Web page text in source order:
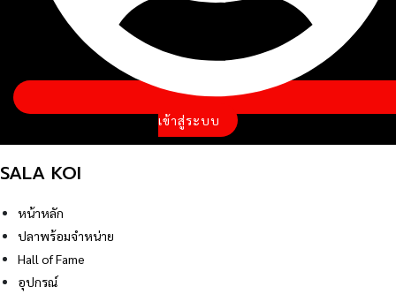
เข้าสู่ระบบ
SALA KOI
หน้าหลัก
ปลาพร้อมจำหน่าย
Hall of Fame
อุปกรณ์